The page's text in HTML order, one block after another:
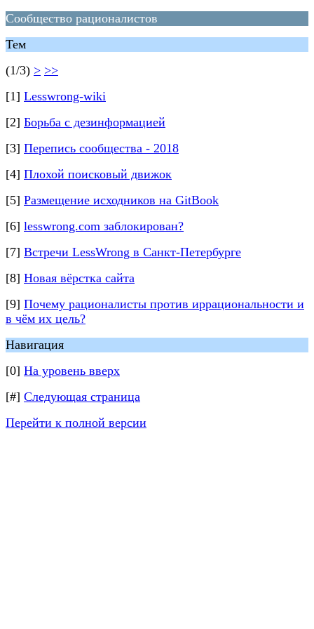
Сообщество рационалистов
Тем
(1/3) > >>
[1] Lesswrong-wiki
[2] Борьба с дезинформацией
[3] Перепись сообщества - 2018
[4] Плохой поисковый движок
[5] Размещение исходников на GitBook
[6] lesswrong.com заблокирован?
[7] Встречи LessWrong в Санкт-Петербурге
[8] Новая вёрстка сайта
[9] Почему рационалисты против иррациональности и
в чём их цель?
Навигация
[0] На уровень вверх
[#] Следующая страница
Перейти к полной версии